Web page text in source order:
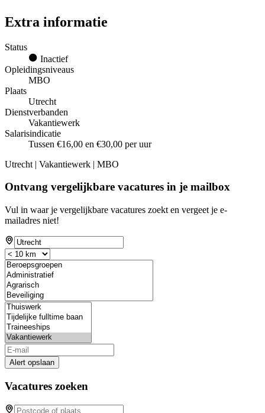
Extra informatie
Status
Inactief
Opleidingsniveaus
MBO
Plaats
Utrecht
Dienstverbanden
Vakantiewerk
Salarisindicatie
Tussen €16,00 en €30,00 per uur
Utrecht | Vakantiewerk | MBO
Ontvang vergelijkbare vacatures in je mailbox
Vul in waar je vergelijkbare vacatures zoekt en vergeet je e-
mailadres niet!
Alert opslaan
Vacatures zoeken